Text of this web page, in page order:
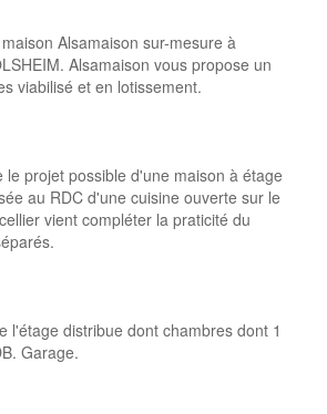
Alsamaison sur-mesure à
Alsamaison vous propose un
viabilisé et en lotissement.
le projet possible d'une maison à étage
au RDC d'une cuisine ouverte sur le
vient compléter la praticité du
l'étage distribue dont chambres dont 1
Garage.